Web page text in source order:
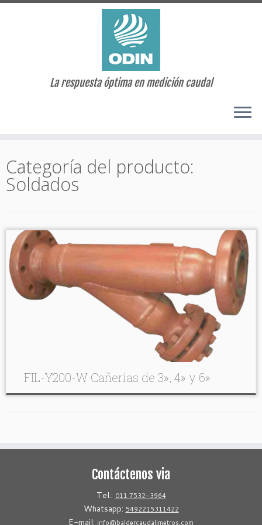
contenido
La respuesta óptima en medición caudal
Categoría del producto:
Soldados
FIL-Y200-W Cañerías de 3», 4» y 6»
Contáctenos via
Tel.: 011 7532-3964
Whatsapp: 5492215311422
E-mail: info@baldercaudalimetros.com